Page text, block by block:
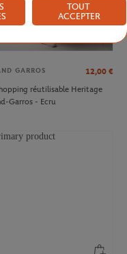
GARROS 12,00 €
réutilisable Heritage
Garros - Ecru
TOUT
ACCEPTER